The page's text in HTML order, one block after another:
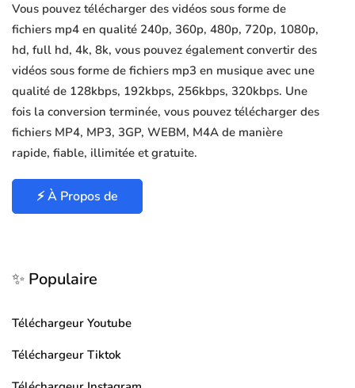
Vous pouvez télécharger des vidéos sous forme de
fichiers mp4 en qualité 240p, 360p, 480p, 720p, 1080p,
hd, full hd, 4k, 8k, vous pouvez également convertir des
vidéos sous forme de fichiers mp3 en musique avec une
qualité de 128kbps, 192kbps, 256kbps, 320kbps. Une
fois la conversion terminée, vous pouvez télécharger des
fichiers MP4, MP3, 3GP, WEBM, M4A de manière
rapide, fiable, illimitée et gratuite.
⚡ À Propos de
✨ Populaire
Téléchargeur Youtube
Téléchargeur Tiktok